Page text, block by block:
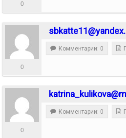
0
0
Комментарии: 0
0
Комментарии: 0